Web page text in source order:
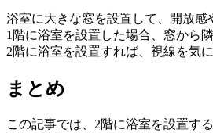
浴室に大きな窓を設置して、開放感
1階に浴室を設置した場合、窓から
2階に浴室を設置すれば、視線を気
まとめ
この記事では、2階に浴室を設置す